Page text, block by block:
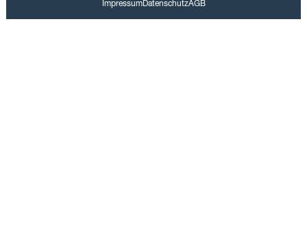
ImpressumDatenschutzAGB